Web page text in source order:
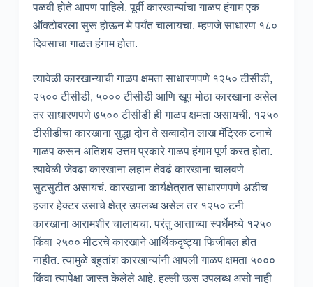
पळवी होते आपण पाहिले. पूर्वी कारखान्यांचा गाळप हंगाम एक
ऑक्टोबरला सुरू होऊन मे पर्यंत चालायचा. म्हणजे साधारण १८०
दिवसाचा गाळत हंगाम होता.
त्यावेळी कारखान्याची गाळप क्षमता साधारणपणे १२५० टीसीडी,
२५०० टीसीडी, ५००० टीसीडी आणि खूप मोठा कारखाना असेल
तर साधारणपणे ७५०० टीसीडी ही गाळप क्षमता असायची. १२५०
टीसीडीचा कारखाना सुद्धा दोन ते सव्वादोन लाख मॅट्रिक टनाचे
गाळप करून अतिशय उत्तम प्रकारे गाळप हंगाम पूर्ण करत होता.
त्यावेळी जेवढा कारखाना लहान तेवढं कारखाना चालवणे
सुटसुटीत असायचं. कारखाना कार्यक्षेत्रात साधारणपणे अडीच
हजार हेक्टर उसाचे क्षेत्र उपलब्ध असेल तर १२५० टनी
कारखाना आरामशीर चालायचा. परंतु आत्ताच्या स्पर्धेमध्ये १२५०
किंवा २५०० मीटरचे कारखाने आर्थिकदृष्ट्या फिजीबल होत
नाहीत. त्यामुळे बहुतांश कारखान्यांनी आपली गाळप क्षमता ५०००
किंवा त्यापेक्षा जास्त केलेले आहे. हल्ली ऊस उपलब्ध असो नाही